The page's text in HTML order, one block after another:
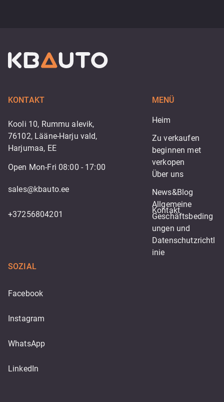
KONTAKT
Kooli 10, Rummu alevik,
76102, Lääne-Harju vald,
Harjumaa, EE
Open Mon-Fri 08:00 - 17:00
sales@kbauto.ee
+37256804201
MENÜ
Heim
Zu verkaufen
beginnen met
verkopen
Über uns
News&Blog
Kontakt
Allgemeine
Geschäftsbeding
ungen und
Datenschutzrichtl
inie
SOZIAL
Facebook
Instagram
WhatsApp
LinkedIn